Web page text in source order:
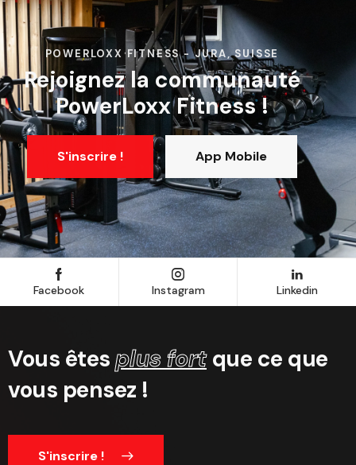
POWERLOXX FITNESS - JURA, SUISSE
Rejoignez la communauté
PowerLoxx Fitness !
S'inscrire ! App Mobile
Facebook Instagram Linkedin
Vous êtesplus fortque ce que
vous pensez !
S'inscrire !